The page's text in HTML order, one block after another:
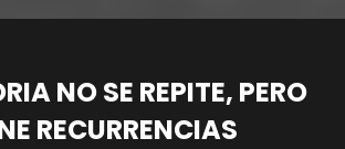
NO SE REPITE, PERO
RECURRENCIAS